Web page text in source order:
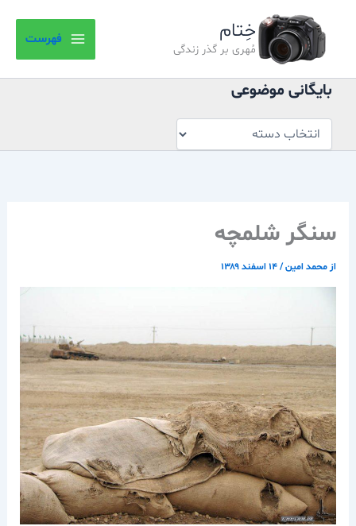
خِتام
مُهری بر گذر زندگی
فهرست
بایگانی موضوعی
موضوعی
سنگر شلمچه
از محمد امین/۱۴ اسفند ۱۳۸۹